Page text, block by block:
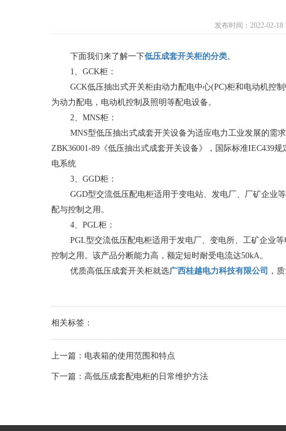
发布时间：2022-02-18
​ ​下面我们来了解一下低压成套开关柜的分类。
​ ​1、GCK柜：
​GCK低压抽出式开关柜由动力配电中心(PC)柜和电动机控制
为动力配电，电动机控制及照明等配电设备。
​ ​2、MNS柜：
​MNS型低压抽出式成套开关设备为适应电力工业发展的需求
ZBK36001-89《低压抽出式成套开关设备》，国际标准IEC439
电系统
​ ​3、GGD柜：
​GGD型交流低压配电柜适用于变电站、发电厂、厂矿企业等
配与控制之用。
​ ​4、PGL柜：
​PGL型交流低压配电柜适用于发电厂、变电所、工矿企业等
控制之用。该产品分断能力高，额定短时耐受电流达50kA。
​ ​优质高低压成套开关柜就选广西桂越电力科技有限公司
，
相关标签：
上一篇： 电表箱的使用范围和特点
下一篇： 高低压成套配电柜的日常维护方法